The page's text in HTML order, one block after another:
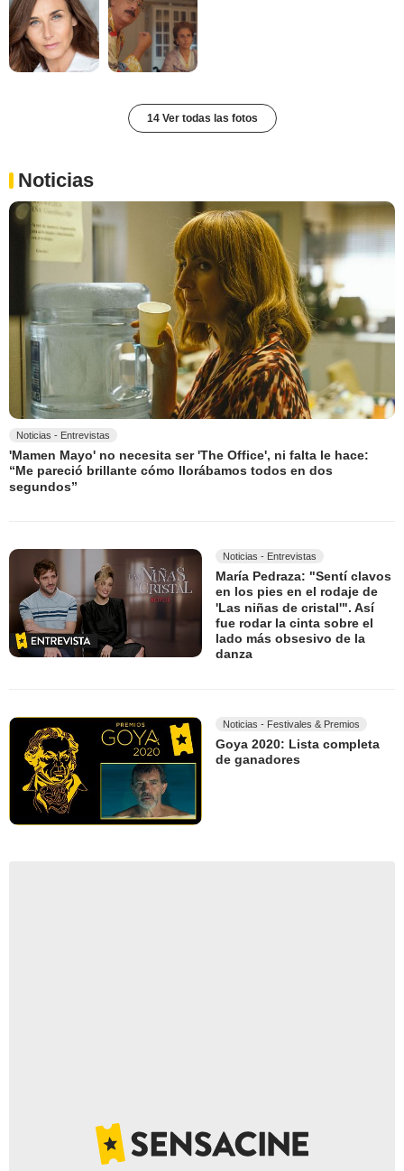
14 Ver todas las fotos
Noticias
Noticias - Entrevistas
'Mamen Mayo' no necesita ser 'The Office', ni falta le hace:
“Me pareció brillante cómo llorábamos todos en dos
segundos”
Noticias - Entrevistas
María Pedraza: "Sentí clavos
en los pies en el rodaje de
'Las niñas de cristal'". Así
fue rodar la cinta sobre el
lado más obsesivo de la
danza
Noticias - Festivales & Premios
Goya 2020: Lista completa
de ganadores